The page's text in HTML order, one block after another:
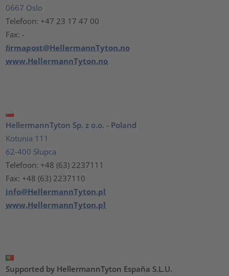
0667 Oslo
Telefoon: +47 23 17 47 00
Fax: -
ﬁrmapost@HellermannTyton.no
www.HellermannTyton.no
HellermannTyton Sp. z o.o. - Poland
Kotunia 111
62-400 Słupca
Telefoon: +48 (63) 2237111
Fax: +48 (63) 2237110
info@HellermannTyton.pl
www.HellermannTyton.pl
Supported by HellermannTyton España S.L.U.